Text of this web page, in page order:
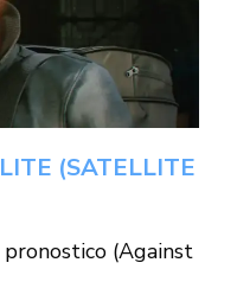
(SATELLITE
(Against